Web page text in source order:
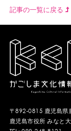
記事の一覧に戻る
〒892-0815 鹿児島県
鹿児島市役所 みなと